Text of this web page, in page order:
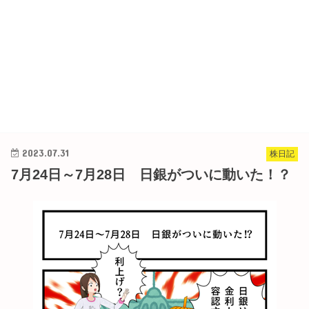
株日記
2023.07.31
7月24日～7月28日 日銀がついに動いた！？